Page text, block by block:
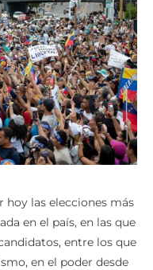
hoy las elecciones más
en el país, en las que
entre los que
en el poder desde